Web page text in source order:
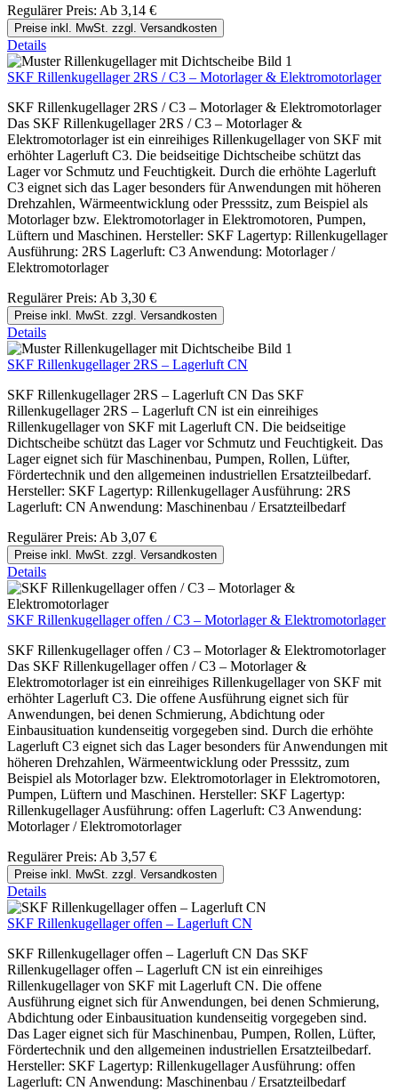
Regulärer Preis: Ab 3,14 €
Preise inkl. MwSt. zzgl. Versandkosten
Details
SKF Rillenkugellager 2RS / C3 – Motorlager & Elektromotorlager
SKF Rillenkugellager 2RS / C3 – Motorlager & Elektromotorlager
Das SKF Rillenkugellager 2RS / C3 – Motorlager &
Elektromotorlager ist ein einreihiges Rillenkugellager von SKF mit
erhöhter Lagerluft C3. Die beidseitige Dichtscheibe schützt das
Lager vor Schmutz und Feuchtigkeit. Durch die erhöhte Lagerluft
C3 eignet sich das Lager besonders für Anwendungen mit höheren
Drehzahlen, Wärmeentwicklung oder Presssitz, zum Beispiel als
Motorlager bzw. Elektromotorlager in Elektromotoren, Pumpen,
Lüftern und Maschinen. Hersteller: SKF Lagertyp: Rillenkugellager
Ausführung: 2RS Lagerluft: C3 Anwendung: Motorlager /
Elektromotorlager
Regulärer Preis: Ab 3,30 €
Preise inkl. MwSt. zzgl. Versandkosten
Details
SKF Rillenkugellager 2RS – Lagerluft CN
SKF Rillenkugellager 2RS – Lagerluft CN Das SKF
Rillenkugellager 2RS – Lagerluft CN ist ein einreihiges
Rillenkugellager von SKF mit Lagerluft CN. Die beidseitige
Dichtscheibe schützt das Lager vor Schmutz und Feuchtigkeit. Das
Lager eignet sich für Maschinenbau, Pumpen, Rollen, Lüfter,
Fördertechnik und den allgemeinen industriellen Ersatzteilbedarf.
Hersteller: SKF Lagertyp: Rillenkugellager Ausführung: 2RS
Lagerluft: CN Anwendung: Maschinenbau / Ersatzteilbedarf
Regulärer Preis: Ab 3,07 €
Preise inkl. MwSt. zzgl. Versandkosten
Details
SKF Rillenkugellager offen / C3 – Motorlager & Elektromotorlager
SKF Rillenkugellager offen / C3 – Motorlager & Elektromotorlager
Das SKF Rillenkugellager offen / C3 – Motorlager &
Elektromotorlager ist ein einreihiges Rillenkugellager von SKF mit
erhöhter Lagerluft C3. Die offene Ausführung eignet sich für
Anwendungen, bei denen Schmierung, Abdichtung oder
Einbausituation kundenseitig vorgegeben sind. Durch die erhöhte
Lagerluft C3 eignet sich das Lager besonders für Anwendungen mit
höheren Drehzahlen, Wärmeentwicklung oder Presssitz, zum
Beispiel als Motorlager bzw. Elektromotorlager in Elektromotoren,
Pumpen, Lüftern und Maschinen. Hersteller: SKF Lagertyp:
Rillenkugellager Ausführung: offen Lagerluft: C3 Anwendung:
Motorlager / Elektromotorlager
Regulärer Preis: Ab 3,57 €
Preise inkl. MwSt. zzgl. Versandkosten
Details
SKF Rillenkugellager offen – Lagerluft CN
SKF Rillenkugellager offen – Lagerluft CN Das SKF
Rillenkugellager offen – Lagerluft CN ist ein einreihiges
Rillenkugellager von SKF mit Lagerluft CN. Die offene
Ausführung eignet sich für Anwendungen, bei denen Schmierung,
Abdichtung oder Einbausituation kundenseitig vorgegeben sind.
Das Lager eignet sich für Maschinenbau, Pumpen, Rollen, Lüfter,
Fördertechnik und den allgemeinen industriellen Ersatzteilbedarf.
Hersteller: SKF Lagertyp: Rillenkugellager Ausführung: offen
Lagerluft: CN Anwendung: Maschinenbau / Ersatzteilbedarf